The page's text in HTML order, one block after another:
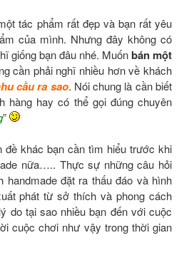
tác phẩm rất đẹp và bạn rất yêu
của mình. Nhưng đây không có
giống bạn đâu nhé. Muốnbán một
cần phải nghĩ nhiều hơn về khách
cầu ra sao. Nói chung là cần biết
hàng hay có thể gọi đúng chuyên
”
đề khác bạn cần tìm hiểu trước khi
nữa….. Thực sự những câu hỏi
handmade đặt ra thấu đáo và hình
phát từ sở thích và phong cách
do tại sao nhiều bạn đến với cuộc
cuộc chơi như vậy trong thời gian